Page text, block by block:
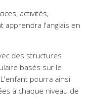
activités,
apprendra l'anglais en
des structures
basés sur le
pourra ainsi
à chaque niveau de